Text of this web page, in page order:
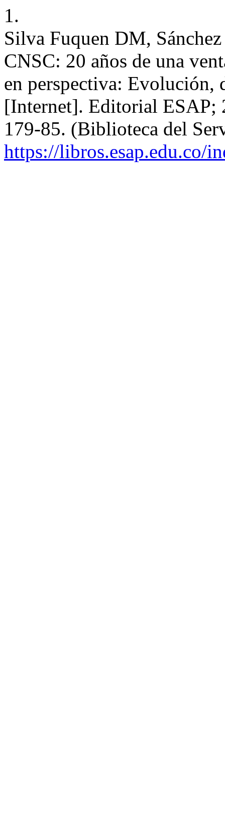
1.
Silva Fuquen DM,
CNSC: 20 años de una
en perspectiva:
[Internet]. Editorial ESAP;
179-85. (Biblioteca del
https://libros.esap.edu.co/